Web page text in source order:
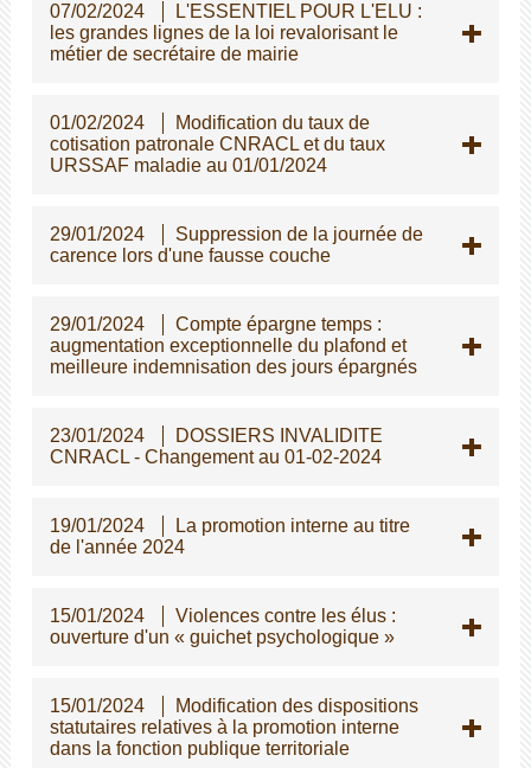
07/02/2024
L'ESSENTIEL POUR L'ELU :
les grandes lignes de la loi revalorisant le
métier de secrétaire de mairie
01/02/2024
Modification du taux de
cotisation patronale CNRACL et du taux
URSSAF maladie au 01/01/2024
29/01/2024
Suppression de la journée de
carence lors d'une fausse couche
29/01/2024
Compte épargne temps :
augmentation exceptionnelle du plafond et
meilleure indemnisation des jours épargnés
23/01/2024
DOSSIERS INVALIDITE
CNRACL - Changement au 01-02-2024
19/01/2024
La promotion interne au titre
de l'année 2024
15/01/2024
Violences contre les élus :
ouverture d'un « guichet psychologique »
15/01/2024
Modification des dispositions
statutaires relatives à la promotion interne
dans la fonction publique territoriale